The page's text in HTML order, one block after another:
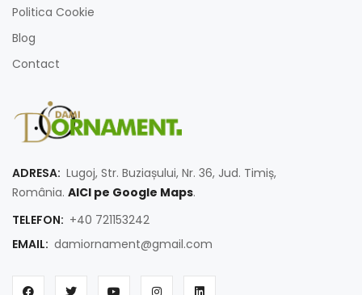
Politica Cookie
Blog
Contact
ADRESA: Lugoj, Str. Buziașului, Nr. 36, Jud. Timiș,
România. AICI pe Google Maps.
TELEFON: +40 721153242
EMAIL: damiornament@gmail.com